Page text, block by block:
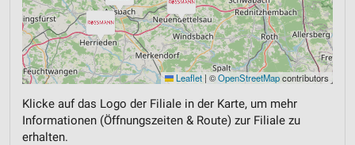
Leaflet | ©OpenStreetMapcontributors
Klicke auf das Logo der Filiale in der Karte, um mehr
Informationen (Öffnungszeiten & Route) zur Filiale zu
erhalten.